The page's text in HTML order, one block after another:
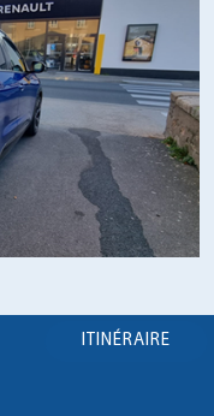
ITINÉRAIRE